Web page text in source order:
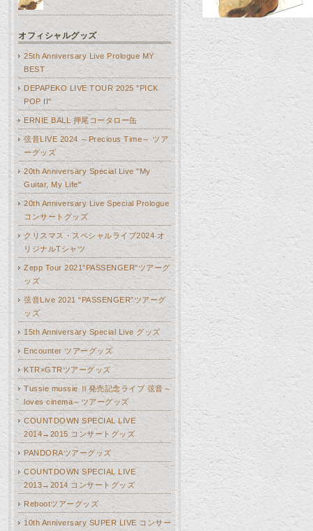
オフィシャルグッズ
25th Anniversary Live Prologue MY
BEST
DEPAPEKO LIVE TOUR 2025 "PICK
POP II"
ERNIE BALL 押尾コータロー缶
弦音LIVE 2024 ～Precious Time～ ツア
ーグッズ
20th Anniversary Special Live "My
Guitar, My Life"
20th Anniversary Live Special Prologue
コンサートグッズ
クリスマス・スペシャルライブ2024 オ
リジナルTシャツ
Zepp Tour 2021"PASSENGER"ツアーグ
ッズ
弦音Live 2021 “PASSENGER”ツアーグ
ッズ
15th Anniversary Special Live グッズ
Encounter ツアーグッズ
KTR×GTRツアーグッズ
Tussie mussie Ⅱ発売記念ライブ 弦音～
loves cinema～ツアーグッズ
COUNTDOWN SPECIAL LIVE
2014→2015 コンサートグッズ
PANDORAツアーグッズ
COUNTDOWN SPECIAL LIVE
2013→2014 コンサートグッズ
Rebootツアーグッズ
10th Anniversary SUPER LIVE コンサー